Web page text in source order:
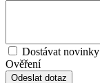
Dostávat novinky
Ověření